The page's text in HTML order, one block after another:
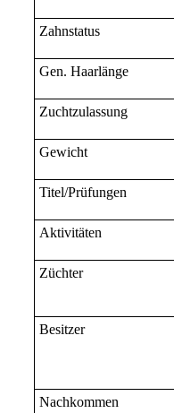
Zahnstatus
Gen. Haarlänge
Zuchtzulassung
Gewicht
Titel/Prüfungen
Aktivitäten
Züchter
Besitzer
Nachkommen